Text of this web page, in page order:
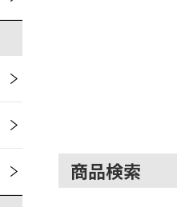
商品検索